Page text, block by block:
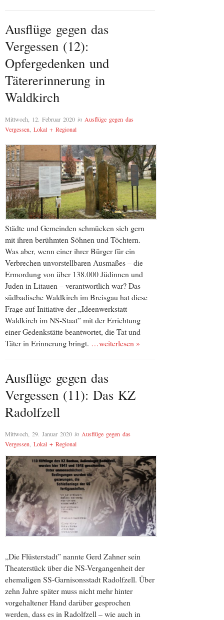
Ausflüge gegen das
Vergessen (12):
Opfergedenken und
Tätererinnerung in
Waldkirch
Mittwoch, 12. Februar 2020 in Ausflüge gegen das
Vergessen Lokal + Regional
Städte und Gemeinden schmücken sich gern
mit ihren berühmten Söhnen und Töchtern.
Was aber, wenn einer ihrer Bürger für ein
Verbrechen unvorstellbaren Ausmaßes – die
Ermordung von über 138.000 Jüdinnen und
Juden in Litauen – verantwortlich war? Das
südbadische Waldkirch im Breisgau hat diese
Frage auf Initiative der „Ideenwerkstatt
Waldkirch im NS-Staat” mit der Errichtung
einer Gedenkstätte beantwortet, die Tat und
Täter in Erinnerung bringt. …weiterlesen »
Ausflüge gegen das
Vergessen (11): Das KZ
Radolfzell
Mittwoch, 29. Januar 2020 in Ausflüge gegen das
Vergessen Lokal + Regional
„Die Flüsterstadt” nannte Gerd Zahner sein
Theaterstück über die NS-Vergangenheit der
ehemaligen SS-Garnisonsstadt Radolfzell. Über
zehn Jahre später muss nicht mehr hinter
vorgehaltener Hand darüber gesprochen
werden, dass es in Radolfzell – wie auch in